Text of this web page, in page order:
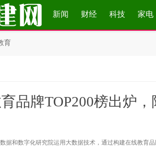
新闻 财经 科技 家电
育
品牌TOP200榜出炉
据和数字化研究院运用大数据技术，通过构建在线教育